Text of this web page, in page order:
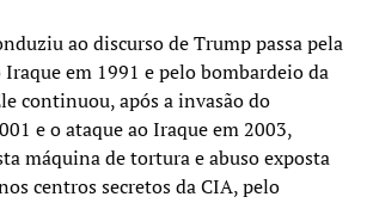
ao discurso de Trump passa pela
em 1991 e pelo bombardeio da
continuou, após a invasão do
e o ataque ao Iraque em 2003,
máquina de tortura e abuso exposta
centros secretos da CIA, pelo